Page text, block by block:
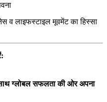
व लाइफस्टाइल मूवमेंट का हिस्सा
ग्लोबल सफलता की ओर अपना